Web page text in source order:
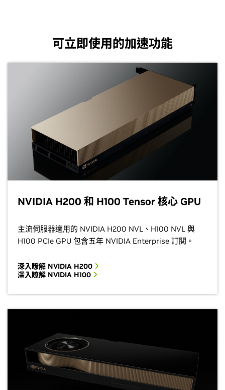
可立即使用的加速功能
NVIDIA H200 和 H100 Tensor 核心 GPU
主流伺服器適用的 NVIDIA H200 NVL、H100 NVL 與
H100 PCIe GPU 包含五年 NVIDIA Enterprise 訂閱。
深入瞭解 NVIDIA H200
深入瞭解 NVIDIA H100